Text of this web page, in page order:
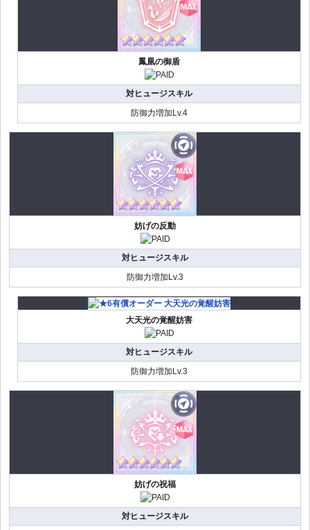
鳳凰の御盾
対ヒュージスキル
防御力増加Lv.4
妨げの反動
対ヒュージスキル
防御力増加Lv.3
大天光の覚醒妨害
対ヒュージスキル
防御力増加Lv.3
妨げの祝福
対ヒュージスキル